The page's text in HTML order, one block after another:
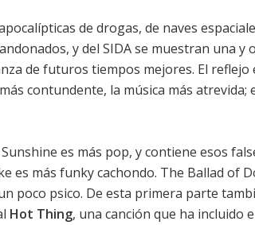
de drogas, de naves
y del SIDA se muestran una
de futuros tiempos mejores. El
contundente, la música más
es más pop, y contiene esos
es más funky cachondo. The Ballad of
poco psico. De esta primera parte
Hot Thing, una canción que ha incluido